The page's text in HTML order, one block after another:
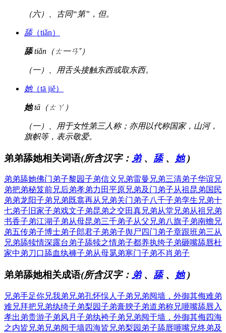
（六）、古同“第”，但。
舔（tiǎn）
舔tiǎn（ㄊ一ㄢˇ）
（一）、用舌头接触东西或取东西。
她（tā jiě）
她tā（ㄊㄚ）
（一）、用于女性第三人称；亦用以代称国家，山河，
旗帜等，表示敬爱。
弟弟舔她相关词语(所含汉字： 弟、 舔、 她)
弟弟舔她佛门弟子黎园子弟信义兄弟雷曼兄弟三清弟子华谊兄
弟把弟秘笈前兄后弟孝弟力田平原兄弟及门弟子从祖昆弟国民
弟弟龙阳子弟 兄弟既翕再从兄弟关门弟子八千子弟孪生兄弟十
七弟子 旧家子弟戏文子弟昆弟之交田真兄弟从堂兄弟从祖兄弟
书香子弟江湖子弟从母昆弟三千弟子从父兄弟八旗子弟南蟾兄
弟五传弟子博士弟子郎君子弟弟子舆尸 四门弟子章跟班弟三从
兄弟舔犊情深露台弟子舔犊之情弟子都养执绔子弟砸嘴舔唇杜
家中弟刀口舔血纨褲子弟从母晜弟寒门子弟不肖弟子
弟弟舔她相关成语(所含汉字： 弟、 舔、 她)
兄弟手足你兄我弟 兄弟孔怀悮人子弟 兄弟阋墙，外御其侮难弟
难兄拜把兄弟纨绮子弟梨园子弟膏腴子弟道弟称兄咂嘴舔唇入
孝出弟贵游子弟风月子弟纨袴子弟 兄弟阋于墙，外御其侮四海
之内皆兄弟 兄弟阋于墙四海皆兄弟梨园弟子舔唇咂嘴兄终弟及